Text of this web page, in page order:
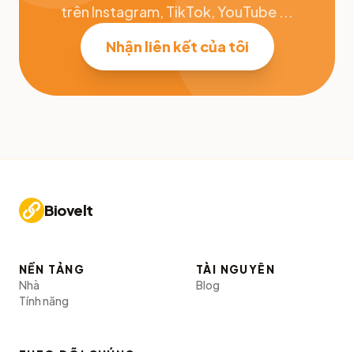
trên Instagram, TikTok, YouTube ...
Nhận liên kết của tôi
Biovelt
NỀN TẢNG
Nhà
Tính năng
TÀI NGUYÊN
Blog